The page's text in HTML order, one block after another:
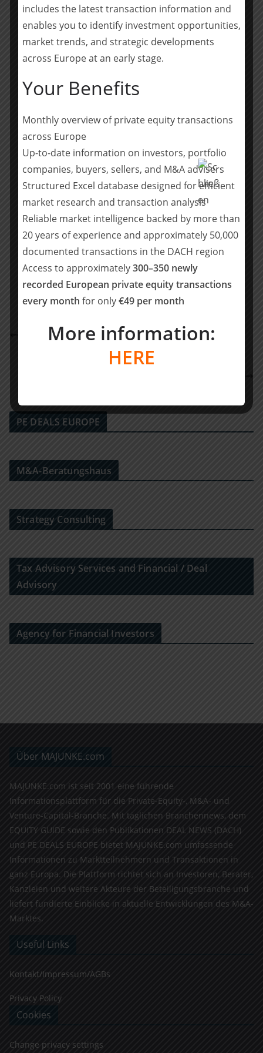
der synava Gruppe, um gemeinsam neue Lösungen zu
entwickeln, Synergien zu nutzen und das weitere
Wachstum der Gruppe gezielt auszubauen.
käuferseitig mit einer Financial und Tax Due Diligence.
Team RSM Ebner Stolz: Florian Seizer
(Projektverantwortlicher Partner, Transaction Advisory
Services), Christian Fuchs (Partner, Transaction Advisory
Services), Claudia Fügner, Seema Rao und Dmytro
Abrambov (alle Financial Due Diligence), Alexander Euchner
(Partner, M&A Tax), Stefanie Schrötter und Sven Blum (alle
Tax Due Diligence).
Teilen mit:
Teilen
Schneider GmbH bei Beteiligung durch Panarium
Neuausrichtung: Doering Glass saniert sich mit act
PE DEALS EUROPE
M&A-Beratungshaus
Strategy Consulting
Tax Advisory Services and Financial / Deal
Advisory
Agency for Financial Investors
Über MAJUNKE.com
MAJUNKE.com ist seit 2001 eine führende
Informationsplattform für die Private-Equity-, M&A- und
Venture-Capital-Branche. Mit täglichen Branchennews, dem
EQUITY GUIDE sowie den Publikationen DEAL NEWS (DACH)
und PE DEALS EUROPE bietet MAJUNKE.com umfassende
Informationen zu Marktteilnehmern und Transaktionen in
ganz Europa. Die Plattform richtet sich an Investoren, Berater,
Kanzleien und weitere Akteure der Beteiligungsbranche und
liefert fundierte Einblicke in aktuelle Entwicklungen des M&A-
Marktes.
Useful Links
Kontakt/Impressum/AGBs
Privacy Policy
Cookies
Change privacy settings
includes the latest transaction information and
enables you to identify investment opportunities,
market trends, and strategic developments
across Europe at an early stage.
Your Benefits
Monthly overview of private equity transactions
across Europe
Up-to-date information on investors, portfolio
companies, buyers, sellers, and M&A advisers
Structured Excel database designed for efficient
market research and transaction analysis
Reliable market intelligence backed by more than
20 years of experience and approximately 50,000
documented transactions in the DACH region
Access to approximately300–350 newly
recorded European private equity transactions
every month for only€49 per month
More information:
HERE